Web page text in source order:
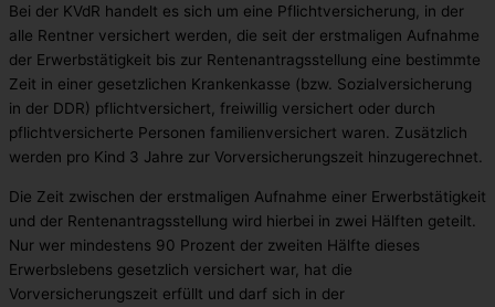
Bei der KVdR handelt es sich um eine Pflichtversicherung, in der
alle Rentner versichert werden, die seit der erstmaligen Aufnahme
der Erwerbstätigkeit bis zur Rentenantragsstellung eine bestimmte
Zeit in einer gesetzlichen Krankenkasse (bzw. Sozialversicherung
in der DDR) pflichtversichert, freiwillig versichert oder durch
pflichtversicherte Personen familienversichert waren. Zusätzlich
werden pro Kind 3 Jahre zur Vorversicherungszeit hinzugerechnet.
Die Zeit zwischen der erstmaligen Aufnahme einer Erwerbstätigkeit
und der Rentenantragsstellung wird hierbei in zwei Hälften geteilt.
Nur wer mindestens 90 Prozent der zweiten Hälfte dieses
Erwerbslebens gesetzlich versichert war, hat die
Vorversicherungszeit erfüllt und darf sich in der